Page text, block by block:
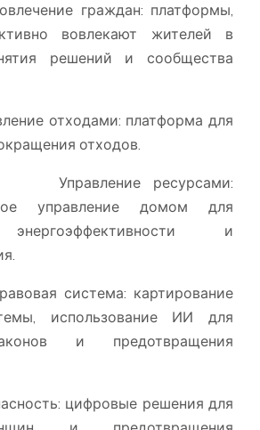
граждан: платформы,
вовлекают жителей в
решений и сообщества
отходами: платформа для
отходов.
ресурсами:
управление домом для
и
картирование
использование ИИ для
и предотвращения
цифровые решения для